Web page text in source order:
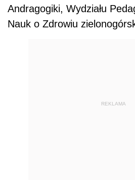
Andragogiki, Wydziału
Nauk o Zdrowiu
REKLAMA